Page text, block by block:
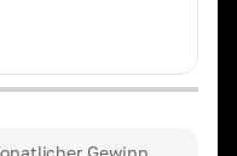
Gewinn